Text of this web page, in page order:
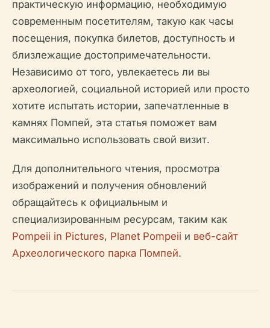
практическую информацию, необходимую
современным посетителям, такую как часы
посещения, покупка билетов, доступность и
близлежащие достопримечательности.
Независимо от того, увлекаетесь ли вы
археологией, социальной историей или просто
хотите испытать истории, запечатленные в
камнях Помпей, эта статья поможет вам
максимально использовать свой визит.
Для дополнительного чтения, просмотра
изображений и получения обновлений
обращайтесь к официальным и
специализированным ресурсам, таким как
Pompeii in Pictures, Planet Pompeii и веб-сайт
Археологического парка Помпей.